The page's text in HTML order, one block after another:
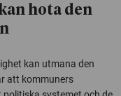
hota den
kan utmana den
att kommuners